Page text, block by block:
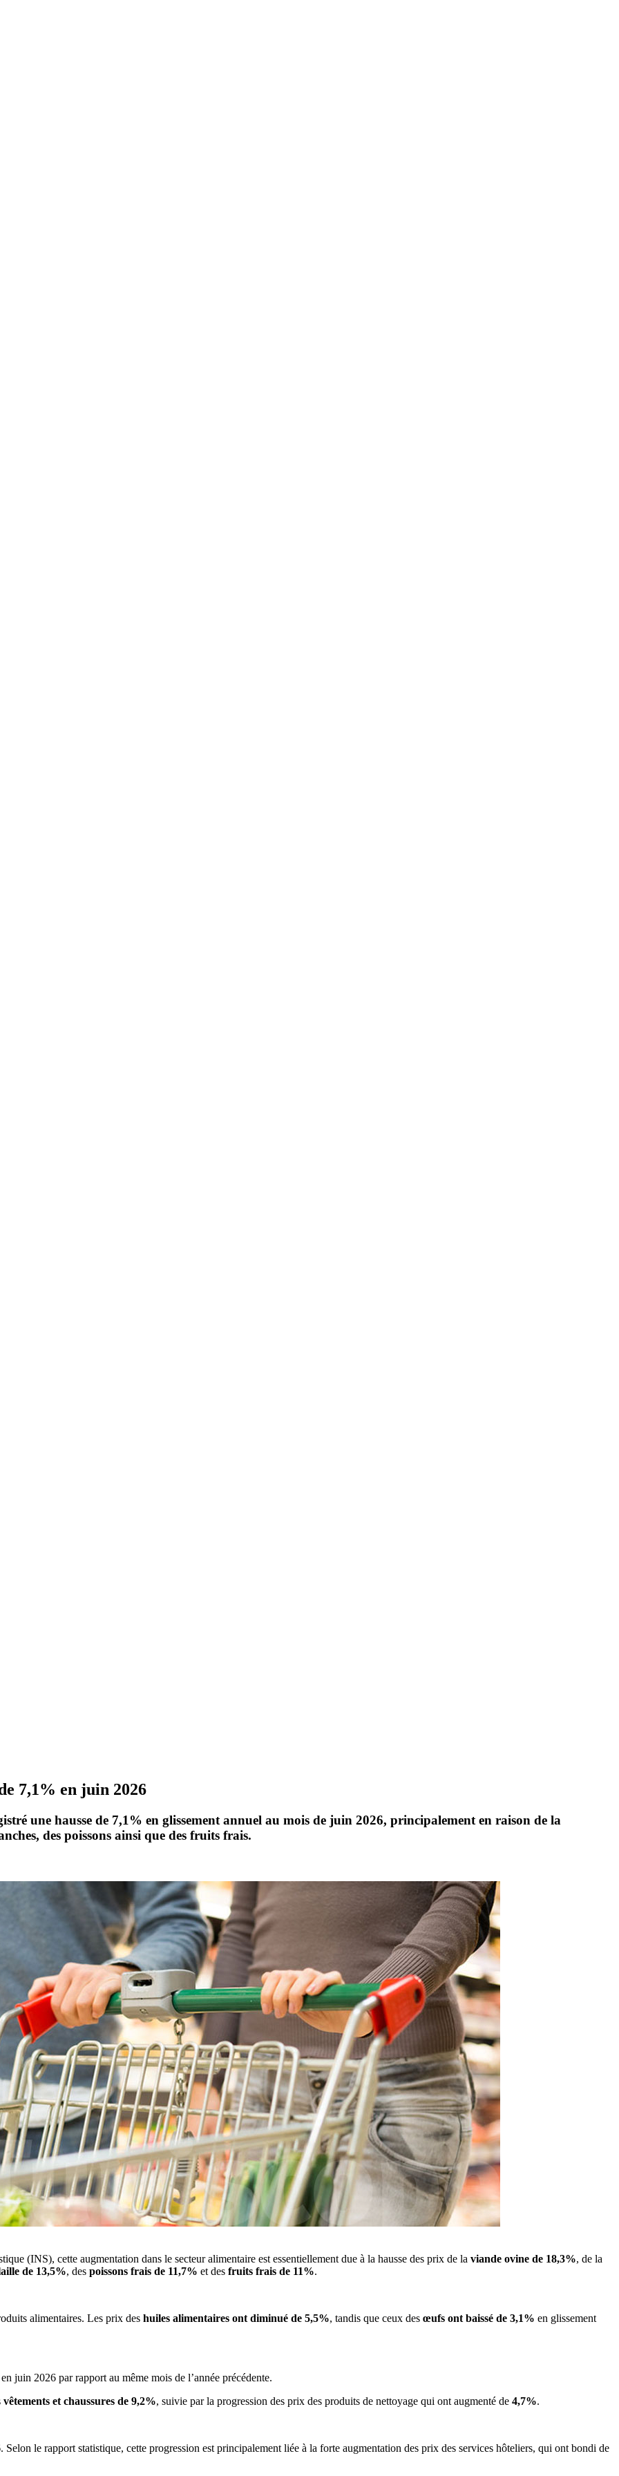
7,1% en juin 2026
une hausse de 7,1% en glissement annuel au mois de juin 2026, principalement en raison de la
des poissons ainsi que des fruits frais.
(INS), cette augmentation dans le secteur alimentaire est essentiellement due à la hausse des prix de la viande ovine de 18,3%, de la
de 13,5%, des poissons frais de 11,7% et des fruits frais de 11%.
alimentaires. Les prix des huiles alimentaires ont diminué de 5,5%, tandis que ceux des œufs ont baissé de 3,1% en glissement
en juin 2026 par rapport au même mois de l’année précédente.
vêtements et chaussures de 9,2%, suivie par la progression des prix des produits de nettoyage qui ont augmenté de 4,7%.
Selon le rapport statistique, cette progression est principalement liée à la forte augmentation des prix des services hôteliers, qui ont bondi de